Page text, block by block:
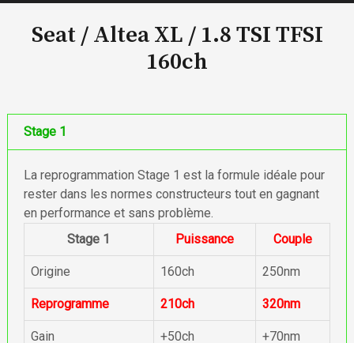
Seat / Altea XL / 1.8 TSI TFSI
160ch
Stage 1
La reprogrammation Stage 1 est la formule idéale pour
rester dans les normes constructeurs tout en gagnant
en performance et sans problème.
Stage 1
Puissance Couple
Origine 160ch 250nm
Reprogramme 210ch 320nm
Gain +50ch +70nm